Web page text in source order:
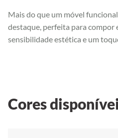
Mais do que um móvel
destaque, perfeita para compor
sensibilidade estética e um
Cores